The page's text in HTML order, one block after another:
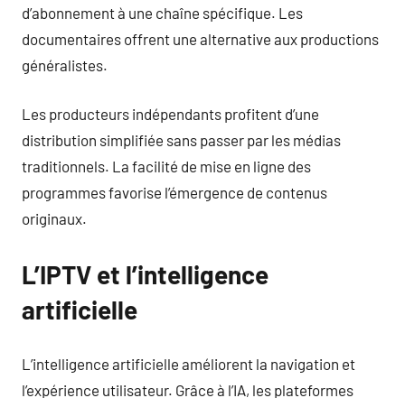
d’abonnement à une chaîne spécifique. Les
documentaires offrent une alternative aux productions
généralistes.
Les producteurs indépendants profitent d’une
distribution simplifiée sans passer par les médias
traditionnels. La facilité de mise en ligne des
programmes favorise l’émergence de contenus
originaux.
L’IPTV et l’intelligence
artificielle
L’intelligence artificielle améliorent la navigation et
l’expérience utilisateur. Grâce à l’IA, les plateformes